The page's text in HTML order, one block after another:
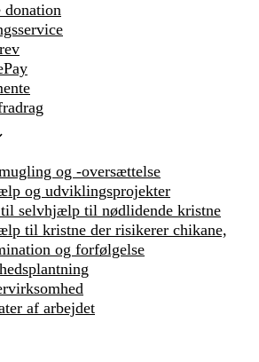
donation
og -oversættelse
og udviklingsprojekter
selvhjælp til nødlidende kristne
til kristne der risikerer chikane,
og forfølgelse
af arbejdet